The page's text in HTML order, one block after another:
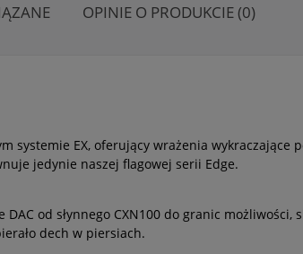
OPINIE O PRODUKCIE (0)
systemie EX, oferujący wrażenia wykraczające
jedynie naszej flagowej serii Edge.
DAC od słynnego CXN100 do granic
dech w piersiach.